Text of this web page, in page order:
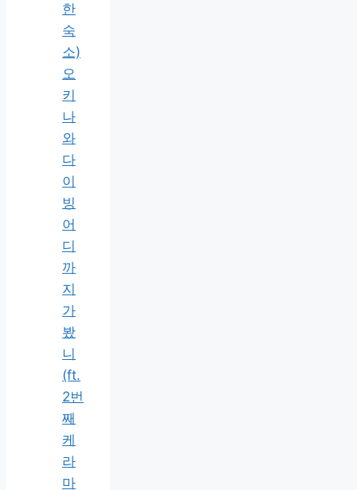
한
숙
소)
오
키
나
와
다
이
빙
어
디
까
지
가
봤
니
(ft.
2번
째
케
라
마